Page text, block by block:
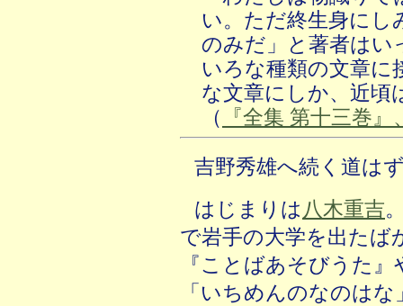
い。ただ終生身に
のみだ」と著者はい
いろな種類の文章に
な文章にしか、近頃
（
『全集 第十三巻
吉野秀雄へ続く道は
はじまりは 八木重吉
で岩手の大学を出たば
『ことばあそびうた
「いちめんのなのは